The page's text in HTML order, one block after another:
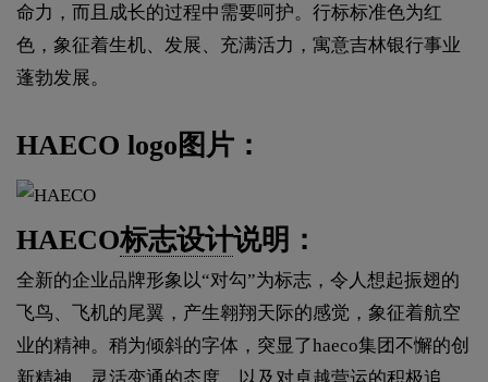
命力，而且成长的过程中需要呵护。行标标准色为红
色，象征着生机、发展、充满活力，寓意吉林银行事业
蓬勃发展。
HAECO logo图片：
HAECO标志设计说明：
全新的企业品牌形象以“对勾”为标志，令人想起振翅的
飞鸟、飞机的尾翼，产生翱翔天际的感觉，象征着航空
业的精神。稍为倾斜的字体，突显了haeco集团不懈的创
新精神、灵活变通的态度，以及对卓越营运的积极追